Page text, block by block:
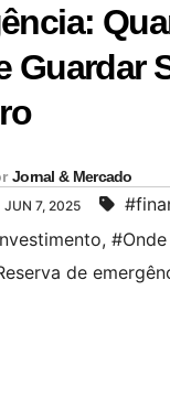
Guardar
Jornal & Mercado
JUN 7, 2025
,
de